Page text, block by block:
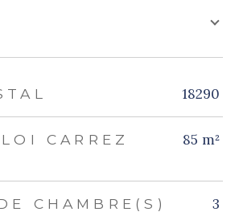
TRAD_ZEPHYR_Valeurs
18290
CARREZ
85 m²
CHAMBRE(S) 3